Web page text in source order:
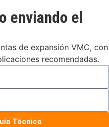
enviando el
de expansión VMC, con
recomendadas.
Técnica